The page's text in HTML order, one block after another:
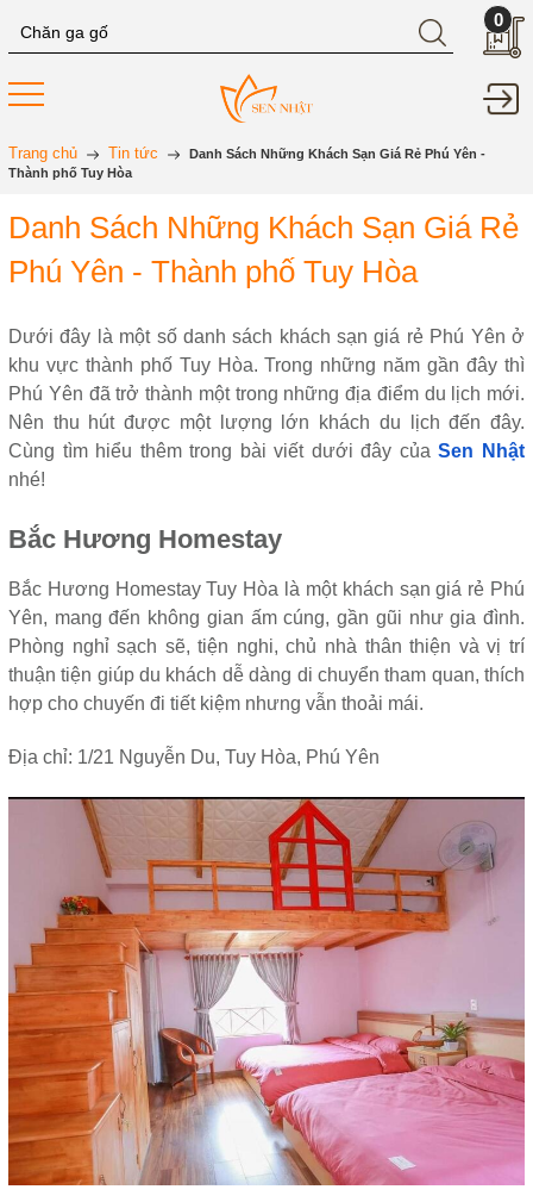
0
Trang chủ Tin tức
Danh Sách Những Khách Sạn Giá Rẻ Phú Yên -
Thành phố Tuy Hòa
Danh Sách Những Khách Sạn Giá Rẻ
Phú Yên - Thành phố Tuy Hòa
Dưới đây là một số danh sách khách sạn giá rẻ Phú Yên ở
khu vực thành phố Tuy Hòa. Trong những năm gần đây thì
Phú Yên đã trở thành một trong những địa điểm du lịch mới.
Nên thu hút được một lượng lớn khách du lịch đến đây.
Cùng tìm hiểu thêm trong bài viết dưới đây củaSen Nhật
nhé!
Bắc Hương Homestay
Bắc Hương Homestay Tuy Hòa là một khách sạn giá rẻ Phú
Yên, mang đến không gian ấm cúng, gần gũi như gia đình.
Phòng nghỉ sạch sẽ, tiện nghi, chủ nhà thân thiện và vị trí
thuận tiện giúp du khách dễ dàng di chuyển tham quan, thích
hợp cho chuyến đi tiết kiệm nhưng vẫn thoải mái.
Địa chỉ: 1/21 Nguyễn Du, Tuy Hòa, Phú Yên